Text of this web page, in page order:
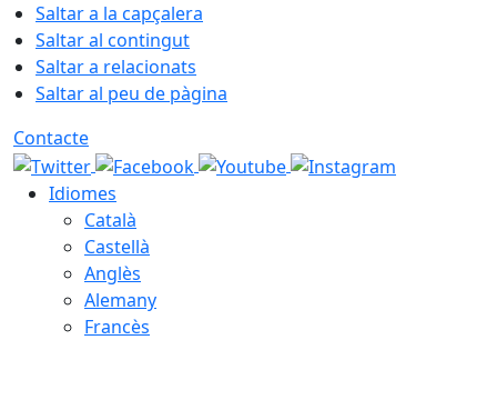
Saltar a la capçalera
Saltar al contingut
Saltar a relacionats
Saltar al peu de pàgina
Contacte
Idiomes
Català
Castellà
Anglès
Alemany
Francès